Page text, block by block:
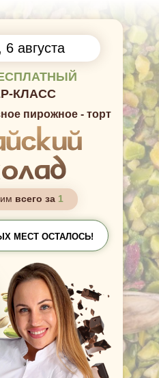
КЛАСС
пирожное - торт
всего за 1
МЕСТ ОСТАЛОСЬ!
6 августа